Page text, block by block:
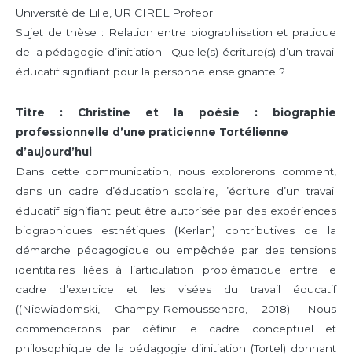
Université de Lille, UR CIREL Profeor
Sujet de thèse : Relation entre biographisation et pratique
de la pédagogie d’initiation : Quelle(s) écriture(s) d’un travail
éducatif signifiant pour la personne enseignante ?
Titre : Christine et la poésie : biographie
professionnelle d’une praticienne Tortélienne
d’aujourd’hui
Dans cette communication, nous explorerons comment,
dans un cadre d’éducation scolaire, l’écriture d’un travail
éducatif signifiant peut être autorisée par des expériences
biographiques esthétiques (Kerlan) contributives de la
démarche pédagogique ou empêchée par des tensions
identitaires liées à l’articulation problématique entre le
cadre d’exercice et les visées du travail éducatif
((Niewiadomski, Champy-Remoussenard, 2018). Nous
commencerons par définir le cadre conceptuel et
philosophique de la pédagogie d’initiation (Tortel) donnant